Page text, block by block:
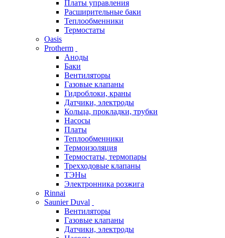
Платы управления
Расширительные баки
Теплообменники
Термостаты
Oasis
Protherm
Аноды
Баки
Вентиляторы
Газовые клапаны
Гидроблоки, краны
Датчики, электроды
Кольца, прокладки, трубки
Насосы
Платы
Теплообменники
Термоизоляция
Термостаты, термопары
Трехходовые клапаны
ТЭНы
Электронника розжига
Rinnai
Saunier Duval
Вентиляторы
Газовые клапаны
Датчики, электроды